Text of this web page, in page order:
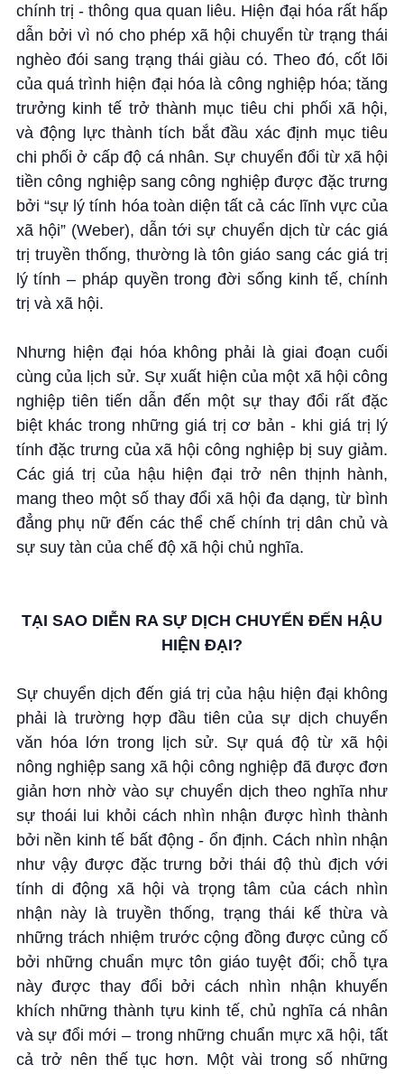
chính trị - thông qua quan liêu. Hiện đại hóa rất hấp
dẫn bởi vì nó cho phép xã hội chuyển từ trạng thái
nghèo đói sang trạng thái giàu có. Theo đó, cốt lõi
của quá trình hiện đại hóa là công nghiệp hóa; tăng
trưởng kinh tế trở thành mục tiêu chi phối xã hội,
và động lực thành tích bắt đầu xác định mục tiêu
chi phối ở cấp độ cá nhân. Sự chuyển đổi từ xã hội
tiền công nghiệp sang công nghiệp được đặc trưng
bởi “sự lý tính hóa toàn diện tất cả các lĩnh vực của
xã hội” (Weber), dẫn tới sự chuyển dịch từ các giá
trị truyền thống, thường là tôn giáo sang các giá trị
lý tính – pháp quyền trong đời sống kinh tế, chính
trị và xã hội.
Nhưng hiện đại hóa không phải là giai đoạn cuối
cùng của lịch sử. Sự xuất hiện của một xã hội công
nghiệp tiên tiến dẫn đến một sự thay đổi rất đặc
biệt khác trong những giá trị cơ bản - khi giá trị lý
tính đặc trưng của xã hội công nghiệp bị suy giảm.
Các giá trị của hậu hiện đại trở nên thịnh hành,
mang theo một số thay đổi xã hội đa dạng, từ bình
đẳng phụ nữ đến các thể chế chính trị dân chủ và
sự suy tàn của chế độ xã hội chủ nghĩa.
TẠI SAO DIỄN RA SỰ DỊCH CHUYỂN ĐẾN HẬU
HIỆN ĐẠI?
Sự chuyển dịch đến giá trị của hậu hiện đại không
phải là trường hợp đầu tiên của sự dịch chuyển
văn hóa lớn trong lịch sử. Sự quá độ từ xã hội
nông nghiệp sang xã hội công nghiệp đã được đơn
giản hơn nhờ vào sự chuyển dịch theo nghĩa như
sự thoái lui khỏi cách nhìn nhận được hình thành
bởi nền kinh tế bất động - ổn định. Cách nhìn nhận
như vậy được đặc trưng bởi thái độ thù địch với
tính di động xã hội và trọng tâm của cách nhìn
nhận này là truyền thống, trạng thái kế thừa và
những trách nhiệm trước cộng đồng được củng cố
bởi những chuẩn mực tôn giáo tuyệt đối; chỗ tựa
này được thay đổi bởi cách nhìn nhận khuyến
khích những thành tựu kinh tế, chủ nghĩa cá nhân
và sự đổi mới – trong những chuẩn mực xã hội, tất
cả trở nên thế tục hơn. Một vài trong số những